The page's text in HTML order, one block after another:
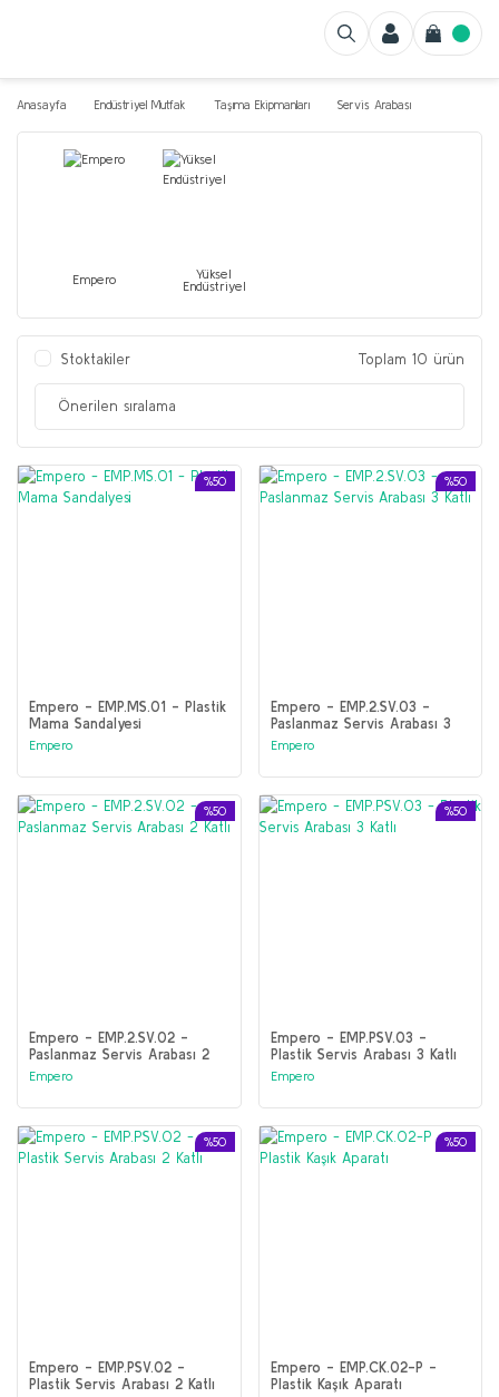
Anasayfa Endüstriyel Mutfak Taşıma Ekipmanları Servis Arabası
Empero
Yüksel
Endüstriyel
Stoktakiler Toplam 10 ürün
%50
Empero - EMP.MS.01 - Plastik
Mama Sandalyesi
Empero
%50
Empero - EMP.2.SV.03 -
Paslanmaz Servis Arabası 3
Katlı
Empero
%50
Empero - EMP.2.SV.02 -
Paslanmaz Servis Arabası 2
Katlı
Empero
%50
Empero - EMP.PSV.03 -
Plastik Servis Arabası 3 Katlı
Empero
%50
Empero - EMP.PSV.02 -
Plastik Servis Arabası 2 Katlı
%50
Empero - EMP.CK.02-P -
Plastik Kaşık Aparatı